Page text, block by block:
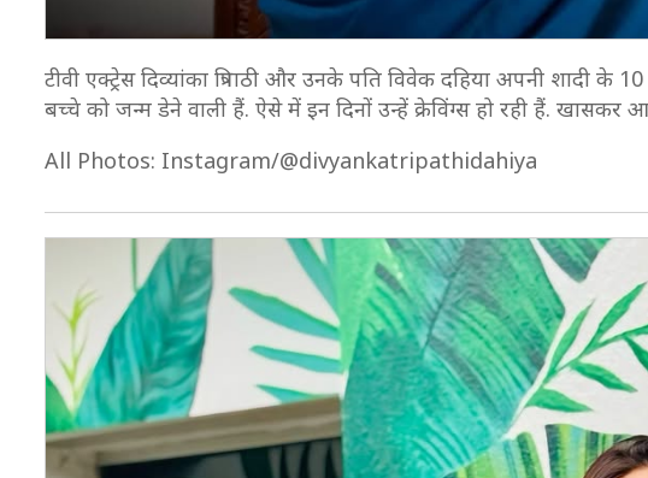
टीवी एक्ट्रेस दिव्यांका त्रिपाठी और उनके पति विवेक दहिया अपनी
बच्चे को जन्म डेने वाली हैं. ऐसे में इन दिनों उन्हें क्रेविंग्स हो रही हैं. खासकर
All Photos: Instagram/@divyankatripathidahiya